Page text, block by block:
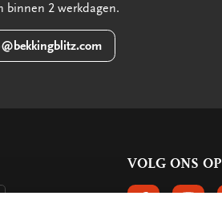
binnen 2 werkdagen.
VOLG ONS OP